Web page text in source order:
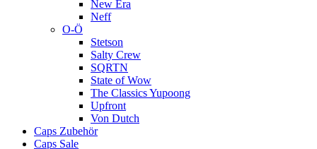
New Era
Neff
O-Ö
Stetson
Salty Crew
SQRTN
State of Wow
The Classics Yupoong
Upfront
Von Dutch
Caps Zubehör
Caps Sale